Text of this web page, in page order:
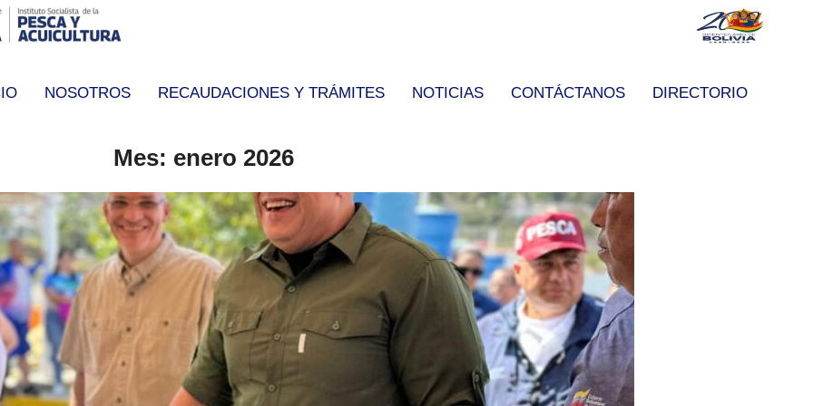
NOSOTROS RECAUDACIONES Y TRÁMITES NOTICIAS CONTÁCTANOS DIRECTORIO
Mes: enero 2026